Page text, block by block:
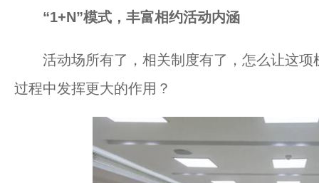
“1+N”模式，丰富相约活动内涵
活动场所有了，相关制度有了，怎么让这项
过程中发挥更大的作用？